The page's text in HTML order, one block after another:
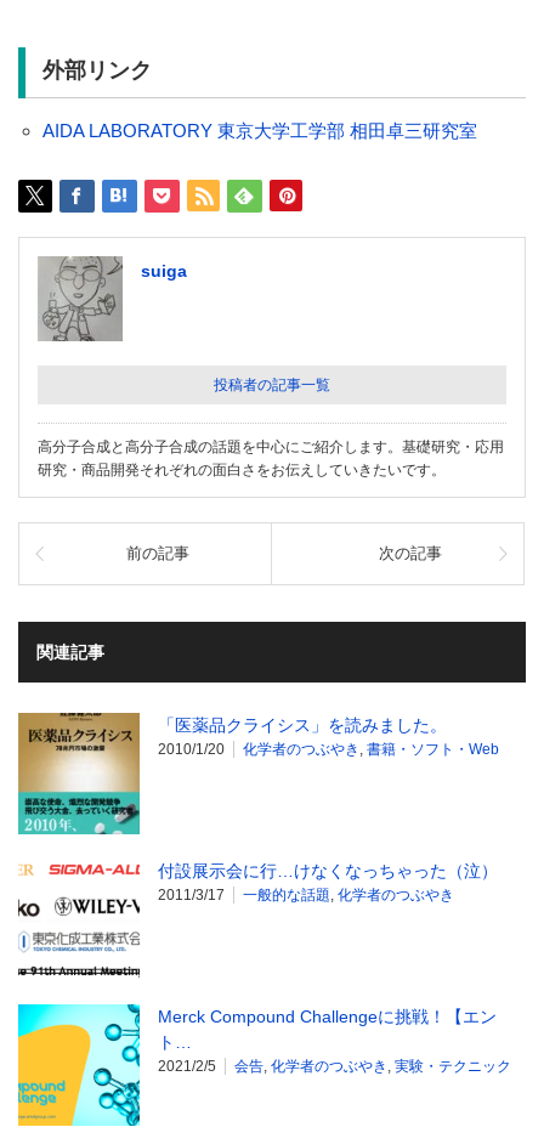
外部リンク
AIDA LABORATORY 東京大学工学部 相田卓三研究室
suiga
投稿者の記事一覧
高分子合成と高分子合成の話題を中心にご紹介します。基礎研究・応用
研究・商品開発それぞれの面白さをお伝えしていきたいです。
前の記事 次の記事
関連記事
「医薬品クライシス」を読みました。
2010/1/20 化学者のつぶやき 書籍・ソフト・Web
付設展示会に行…けなくなっちゃった（泣）
2011/3/17 一般的な話題 化学者のつぶやき
Merck Compound Challengeに挑戦！【エン
ト…
2021/2/5 会告 化学者のつぶやき 実験・テクニック